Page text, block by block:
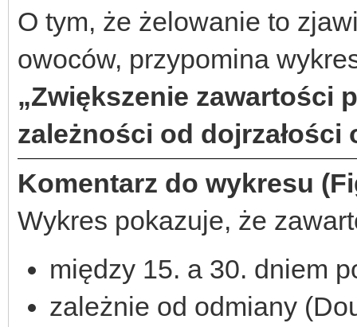
O tym, że żelowanie to
owoców, przypomina
„Zwiększenie zawartości
zależności od dojrzałości
Komentarz do wykresu
Wykres pokazuje, że
między 15. a 30. dniem
zależnie od odmiany